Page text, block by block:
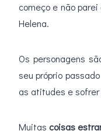
começo e não
Helena.
Os personagens
seu próprio
as atitudes e sofrer
Muitas coisas